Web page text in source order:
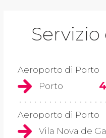
Aeroporto di Porto
Porto
Aeroporto di Porto
Vila Nova de